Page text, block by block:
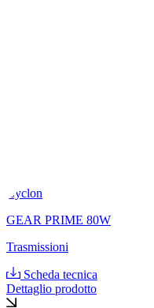
Cyclon
GEAR PRIME 80W
Trasmissioni
Scheda tecnica
Dettaglio prodotto